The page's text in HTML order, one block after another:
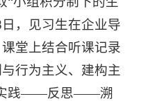
，见习生在企业导
堂上结合听课记录
行为主义、建构主
实践——反思——溯